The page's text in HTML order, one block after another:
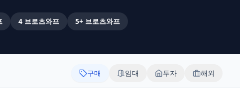
4 브로츠와프 5+ 브로츠와프
구매 임대 투자 해외